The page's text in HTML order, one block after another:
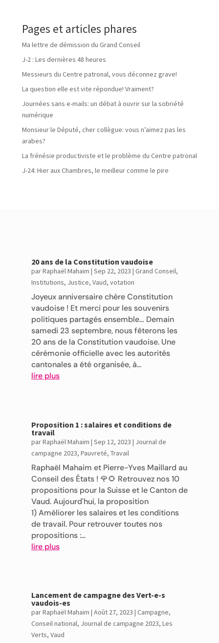
Pages et articles phares
Ma lettre de démission du Grand Conseil
J-2 : Les dernières 48 heures
Messieurs du Centre patronal, vous déconnez grave!
La question elle est vite répondue! Vraiment?
Journées sans e-mails: un débat à ouvrir sur la sobriété
numérique
Monsieur le Député, cher collègue: vous n’aimez pas les
arabes?
La frénésie productiviste et le problème du Centre patronal
J-24: Hier aux Chambres, le meilleur comme le pire
20 ans de la Constitution vaudoise
parRaphaël Mahaim | Sep 22, 2023 | Grand Conseil,
Institutions, Justice, Vaud, votation
Joyeux anniversaire chère Constitution
vaudoise ! Et merci pour les souvenirs
politiques partagés ensemble… Demain
samedi 23 septembre, nous fêterons les
20 ans de la Constitution vaudoise. Une
cérémonie officielle avec les autorités
cantonales a été organisée, à...
lire plus
Proposition 1 : salaires et conditions de
travail
parRaphaël Mahaim | Sep 12, 2023 | Journal de
campagne 2023, Pauvreté, Travail
Raphaël Mahaim et Pierre-Yves Maillard au
Conseil des États ! 🌹🌻 Retrouvez nos 10
propositions pour la Suisse et le Canton de
Vaud. Aujourd'hui, la proposition
1) Améliorer les salaires et les conditions
de travail. Pour retrouver toutes nos
propositions :...
lire plus
Lancement de campagne des Vert-e-s
vaudois-es
parRaphaël Mahaim | Août 27, 2023 | Campagne,
Conseil national, Journal de campagne 2023, Les
Verts, Vaud